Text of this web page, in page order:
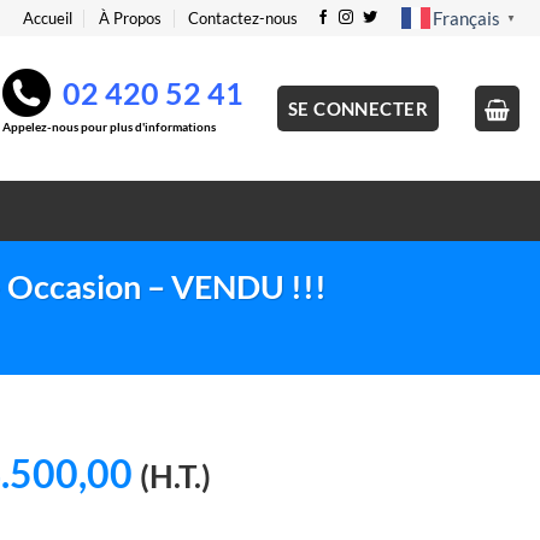
Accueil À Propos Contactez-nous Français ▼
02 420 52 41
Appelez-nous pour plus d'informations
SE CONNECTER
– VENDU !!!
Le
(H.T.)